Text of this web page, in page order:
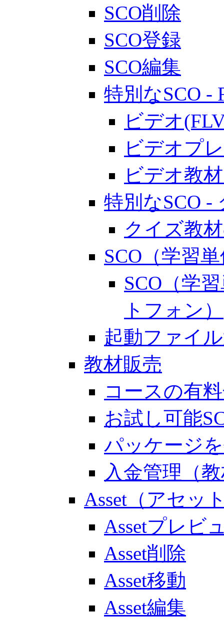
SCO削除
SCO登録
SCO編集
特別なSCO -
ビデオ
ビデオプ
ビデオ教
特別なSCO -
クイズ教
SCO（学習
SCO（学
トフォン）
起動ファイ
教材販売
コースの有
お試し可能
パッケージ
入金管理（
Asset（アセッ
Assetプレビ
Asset削除
Asset移動
Asset編集